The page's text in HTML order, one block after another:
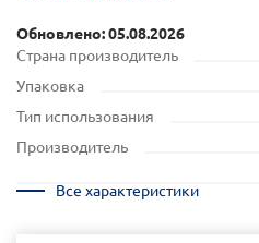
Обновлено: 05.08.2026
Страна производитель
Упаковка
Тип использования
Производитель
Все характеристики